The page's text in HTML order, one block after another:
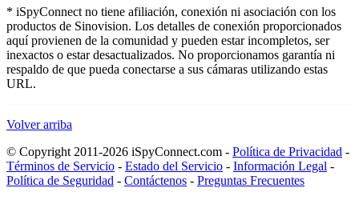
* iSpyConnect no tiene afiliación, conexión ni asociación con los
productos de Sinovision. Los detalles de conexión proporcionados
aquí provienen de la comunidad y pueden estar incompletos, ser
inexactos o estar desactualizados. No proporcionamos garantía ni
respaldo de que pueda conectarse a sus cámaras utilizando estas
URL.
Volver arriba
© Copyright 2011-2026 iSpyConnect.com - Política de Privacidad -
Términos de Servicio - Estado del Servicio - Información Legal -
Política de Seguridad - Contáctenos - Preguntas Frecuentes